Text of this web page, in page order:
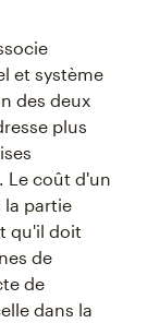
et système
des deux
plus
Le coût d'un
la partie
qu'il doit
de
de
dans la